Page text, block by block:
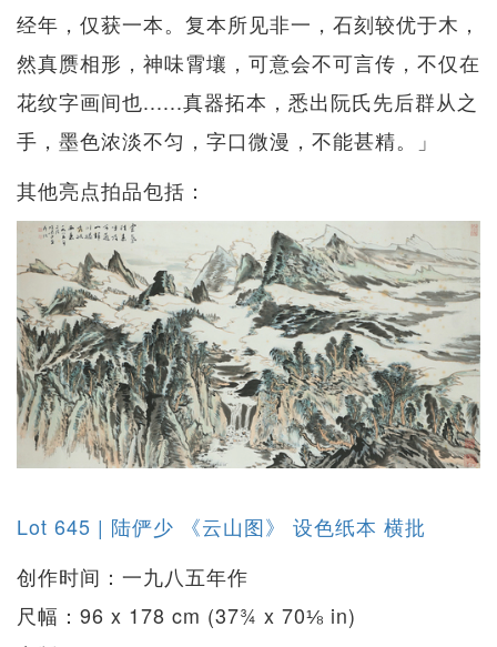
经年，仅获一本。复本所见非一，石刻较优于木，
然真赝相形，神味霄壤，可意会不可言传，不仅在
花纹字画间也......真器拓本，悉出阮氏先后群从之
手，墨色浓淡不匀，字口微漫，不能甚精。」
其他亮点拍品包括：
Lot 645 | 陆俨少 《云山图》 设色纸本 横批
创作时间：一九八五年作
尺幅：96 x 178 cm (37¾ x 70⅛ in)